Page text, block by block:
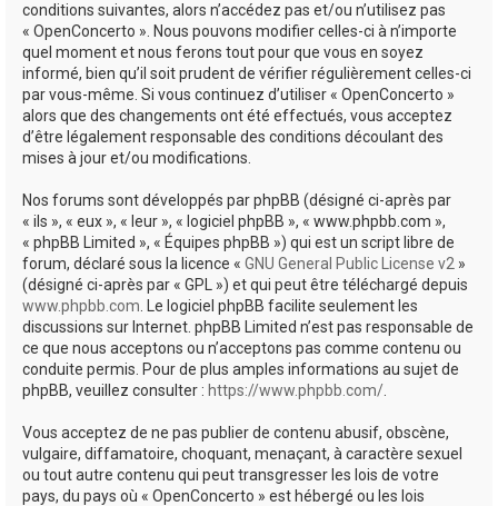
conditions suivantes, alors n’accédez pas et/ou n’utilisez pas
« OpenConcerto ». Nous pouvons modifier celles-ci à n’importe
quel moment et nous ferons tout pour que vous en soyez
informé, bien qu’il soit prudent de vérifier régulièrement celles-ci
par vous-même. Si vous continuez d’utiliser « OpenConcerto »
alors que des changements ont été effectués, vous acceptez
d’être légalement responsable des conditions découlant des
mises à jour et/ou modifications.
Nos forums sont développés par phpBB (désigné ci-après par
« ils », « eux », « leur », « logiciel phpBB », « www.phpbb.com »,
« phpBB Limited », « Équipes phpBB ») qui est un script libre de
forum, déclaré sous la licence « GNU General Public License v2 »
(désigné ci-après par « GPL ») et qui peut être téléchargé depuis
www.phpbb.com. Le logiciel phpBB facilite seulement les
discussions sur Internet. phpBB Limited n’est pas responsable de
ce que nous acceptons ou n’acceptons pas comme contenu ou
conduite permis. Pour de plus amples informations au sujet de
phpBB, veuillez consulter : https://www.phpbb.com/.
Vous acceptez de ne pas publier de contenu abusif, obscène,
vulgaire, diffamatoire, choquant, menaçant, à caractère sexuel
ou tout autre contenu qui peut transgresser les lois de votre
pays, du pays où « OpenConcerto » est hébergé ou les lois